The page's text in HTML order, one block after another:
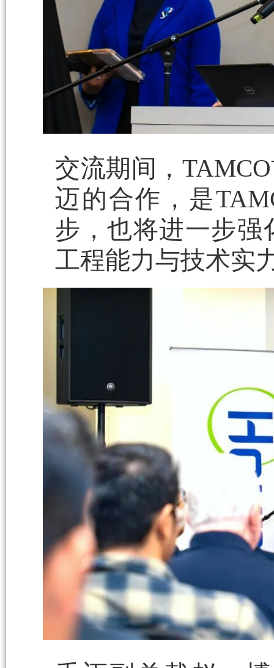
交流期间，
迈的合作，是
步，也将进一步强
工程能力与技术实